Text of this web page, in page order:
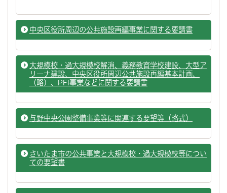
中央区役所周辺の公共施設再編事業に関する要請書
大規模校・過大規模校解消、義務教育学校建設、大型ア
リーナ建設、中央区役所周辺公共施設再編基本計画、
（略）、PFI事業などに関する要請書
与野中央公園整備事業等に関連する要望等（略式）
さいたま市の公共事業と大規模校・過大規模校等につい
ての要望書